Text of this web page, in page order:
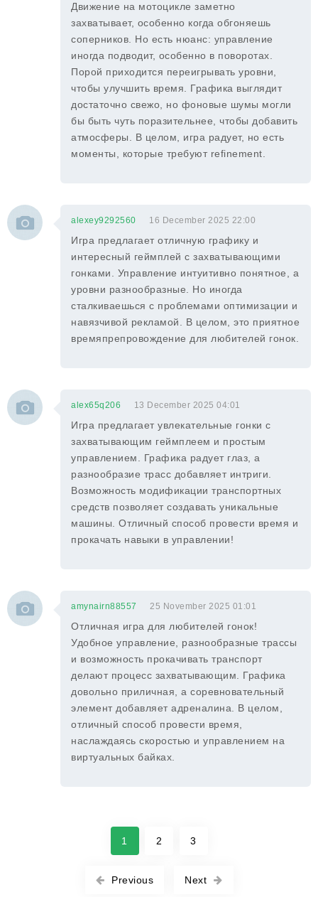
Движение на мотоцикле заметно
захватывает, особенно когда обгоняешь
соперников. Но есть нюанс: управление
иногда подводит, особенно в поворотах.
Порой приходится переигрывать уровни,
чтобы улучшить время. Графика выглядит
достаточно свежо, но фоновые шумы могли
бы быть чуть поразительнее, чтобы добавить
атмосферы. В целом, игра радует, но есть
моменты, которые требуют refinement.
alexey9292560 16 December 2025 22:00
Игра предлагает отличную графику и
интересный геймплей с захватывающими
гонками. Управление интуитивно понятное, а
уровни разнообразные. Но иногда
сталкиваешься с проблемами оптимизации и
навязчивой рекламой. В целом, это приятное
времяпрепровождение для любителей гонок.
alex65q206 13 December 2025 04:01
Игра предлагает увлекательные гонки с
захватывающим геймплеем и простым
управлением. Графика радует глаз, а
разнообразие трасс добавляет интриги.
Возможность модификации транспортных
средств позволяет создавать уникальные
машины. Отличный способ провести время и
прокачать навыки в управлении!
amynairn88557 25 November 2025 01:01
Отличная игра для любителей гонок!
Удобное управление, разнообразные трассы
и возможность прокачивать транспорт
делают процесс захватывающим. Графика
довольно приличная, а соревновательный
элемент добавляет адреналина. В целом,
отличный способ провести время,
наслаждаясь скоростью и управлением на
виртуальных байках.
Previous
1 2 3
Next